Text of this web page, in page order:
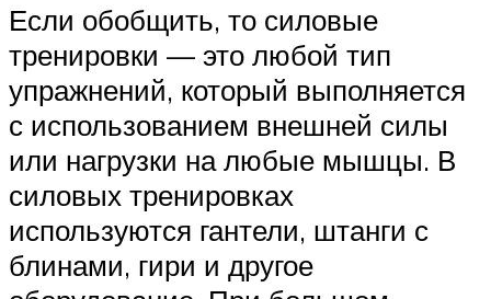
Если обобщить, то силовые
тренировки — это любой тип
упражнений, который выполняется
с использованием внешней силы
или нагрузки на любые мышцы. В
силовых тренировках
используются гантели, штанги с
блинами, гири и другое